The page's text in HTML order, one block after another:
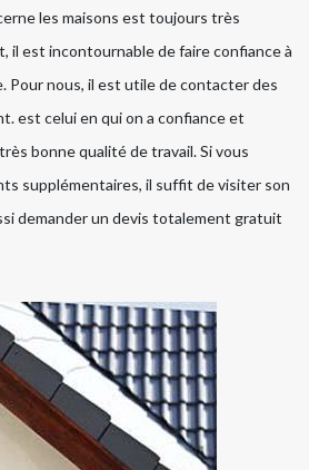
les maisons est toujours très
il est incontournable de faire confiance à
Pour nous, il est utile de contacter des
est celui en qui on a confiance et
bonne qualité de travail. Si vous
supplémentaires, il suffit de visiter son
demander un devis totalement gratuit